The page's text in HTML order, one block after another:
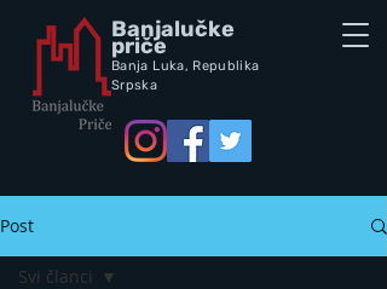
Banjalučke
priče
Banja Luka, Republika
Srpska
Post
Svi članci